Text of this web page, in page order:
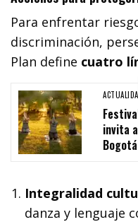
Para enfrentar
discriminación,
Plan define cuatro
invita
Bogotá
Integralidad
danza y lenguaje